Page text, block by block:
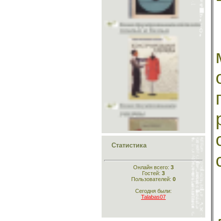
Учитесь шить и вязать
Головные уборы
Меховые головные уборы
Материалы
Исторический раздел
Одежда для кукол
Шьём животным
Рукоделие
Конструирование
одежды
самых маленьких
Статистика
Онлайн всего: 3
Гостей: 3
Пользователей: 0
Сегодня были:
Talabas07